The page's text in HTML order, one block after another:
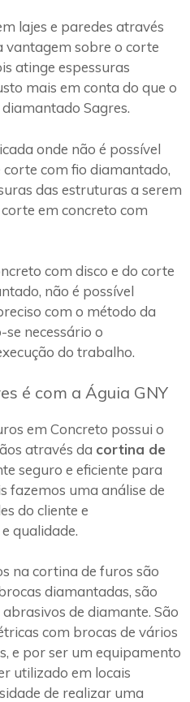
lajes e paredes através
vantagem sobre o corte
atinge espessuras
mais em conta do que o
Sagres.
onde não é possível
com fio diamantado,
das estruturas a serem
em concreto com
com disco e do corte
não é possível
com o método da
se necessário o
do trabalho.
é com a Águia GNY
em Concreto possui o
através da cortina de
seguro e eficiente para
fazemos uma análise de
do cliente e
qualidade.
na cortina de furos são
diamantadas, são
de diamante. São
com brocas de vários
e por ser um equipamento
utilizado em locais
de realizar uma